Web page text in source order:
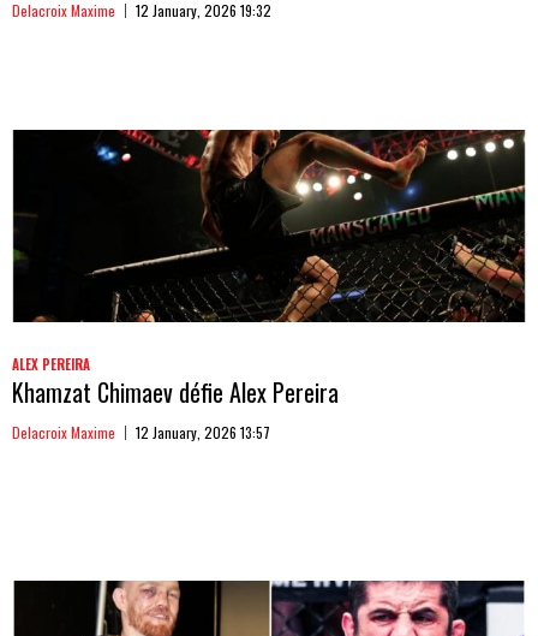
Delacroix Maxime 12 January, 2026 19:32
ALEX PEREIRA
Khamzat Chimaev défie Alex Pereira
Delacroix Maxime 12 January, 2026 13:57